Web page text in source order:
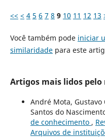
<< < 4 5 6 7 8 9 10 11 12 13
Você também pode iniciar
similaridadepara este
Artigos mais lidos
André Mota, Gustavo
Santos do
de conhecimento ,
Arquivos de